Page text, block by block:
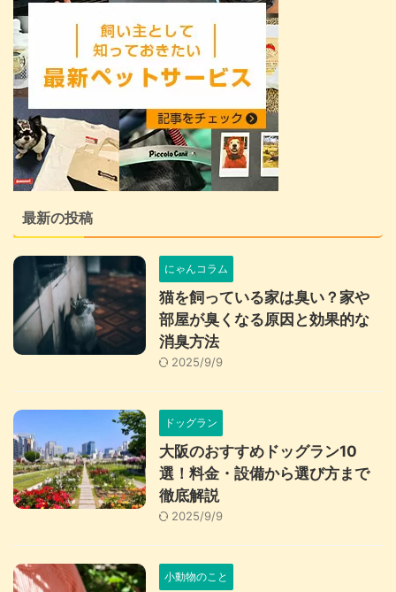
最新の投稿
にゃんコラム
猫を飼っている家は臭い？家や
部屋が臭くなる原因と効果的な
消臭方法
2025/9/9
ドッグラン
大阪のおすすめドッグラン10
選！料金・設備から選び方まで
徹底解説
2025/9/9
小動物のこと